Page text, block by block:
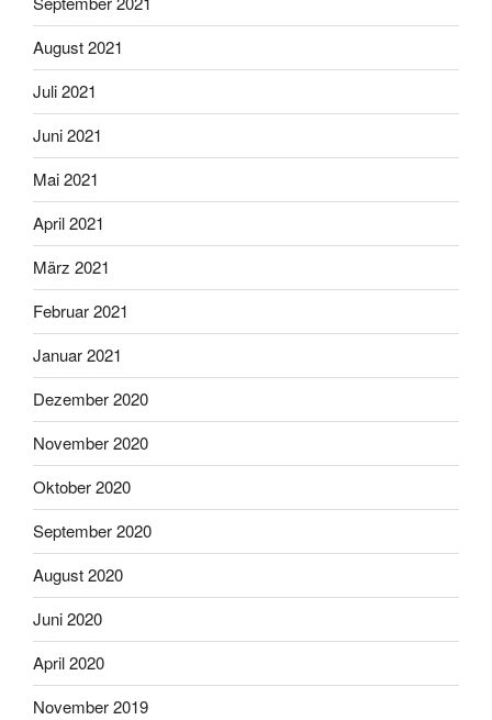
August 2021
Juli 2021
Juni 2021
Mai 2021
April 2021
März 2021
Februar 2021
Januar 2021
Dezember 2020
November 2020
Oktober 2020
September 2020
August 2020
Juni 2020
April 2020
November 2019